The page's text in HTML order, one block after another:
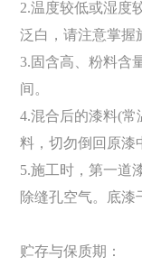
2.温度较低或湿度
泛白，请注意掌握
3.固含高、粉料含
间。
4.混合后的漆料(
料，切勿倒回原漆
5.施工时，第一道
除缝孔空气。底漆
贮存与保质期：